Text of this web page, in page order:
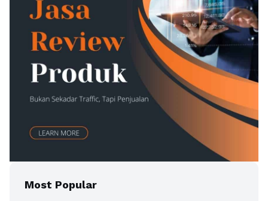
Most Popular